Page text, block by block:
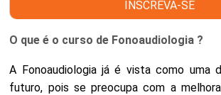
INSCREVA-SE
O que é o curso de Fonoaudiologia ?
A Fonoaudiologia já é vista como uma
futuro, pois se preocupa com a